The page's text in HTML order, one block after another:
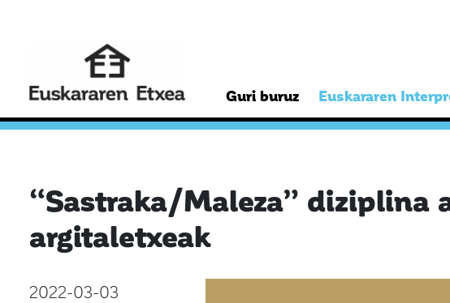
Guri buruz Euskararen
“Sastraka/Maleza” diziplina
argitaletxeak
2022-03-03